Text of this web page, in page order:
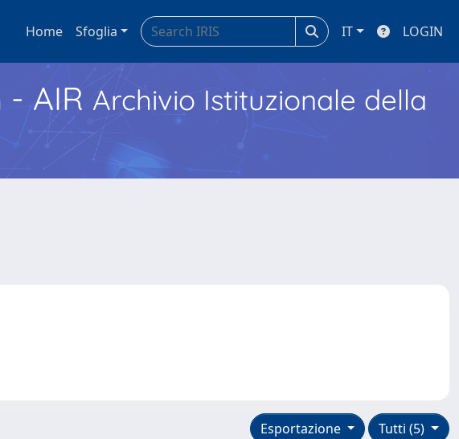
Home Sfoglia IT LOGIN
- AIR Archivio Istituzionale della
Tutti (5)
Esportazione